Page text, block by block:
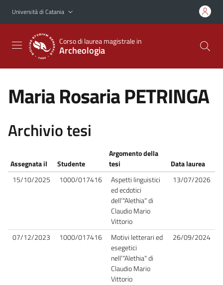
Vai al contenuto principale
Vai al menu di navigazione
Università di Catania
Corso di laurea magistrale in
Archeologia
Maria Rosaria PETRINGA
Archivio tesi
Assegnata il Studente
Argomento della
tesi
Data laurea
15/10/2025
1000/017416
Aspetti linguistici
ed ecdotici
dell'"Alethia" di
Claudio Mario
Vittorio
13/07/2026
07/12/2023 1000/017416
Motivi letterari ed
esegetici
nell'"Alethia" di
Claudio Mario
Vittorio
26/09/2024